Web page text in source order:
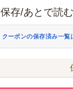
保存/あとで読む
クーポンの保存済み一覧